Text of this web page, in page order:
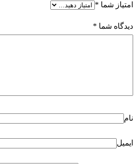
امتیاز شما *
دیدگاه شما *
نام
ایمیل